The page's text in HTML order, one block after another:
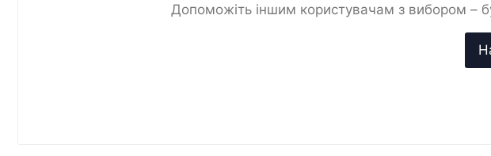
Допоможіть іншим користувачам з вибором –